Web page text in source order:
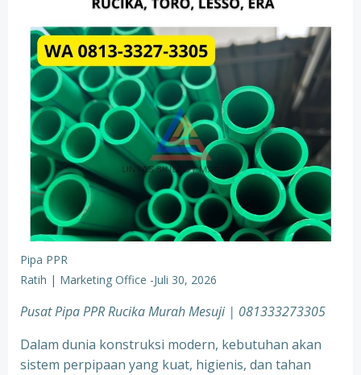
Pipa PPR
Ratih | Marketing Office -Juli 30, 2026
Pusat Pipa PPR Rucika Murah Mesuji | 081333273305
Dalam dunia konstruksi modern, kebutuhan akan
sistem perpipaan yang kuat, higienis, dan tahan